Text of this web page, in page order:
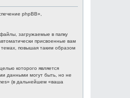
phpBB»,
загружаемые в папку
присвоенные вам
повышая таким образом
которого является
данными могут быть, но не
(в дальнейшем «ваша